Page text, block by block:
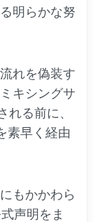
明らかな努
れを偽装す
キシングサ
る前に、
素早く経由
もかかわら
声明をま